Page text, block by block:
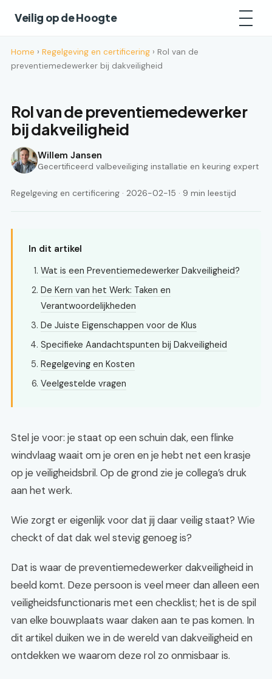
Veilig op de Hoogte
Home › Regelgeving en certificering › Rol van de
preventiemedewerker bij dakveiligheid
Rol van de preventiemedewerker
bij dakveiligheid
Willem Jansen
Gecertificeerd valbeveiliging installatie en keuring expert
Regelgeving en certificering · 2026-02-15 · 9 min leestijd
In dit artikel
Wat is een Preventiemedewerker Dakveiligheid?
De Kern van het Werk: Taken en
Verantwoordelijkheden
De Juiste Eigenschappen voor de Klus
Specifieke Aandachtspunten bij Dakveiligheid
Regelgeving en Kosten
Veelgestelde vragen
Stel je voor: je staat op een schuin dak, een flinke
windvlaag waait om je oren en je hebt net een krasje
op je veiligheidsbril. Op de grond zie je collega’s druk
aan het werk.
Wie zorgt er eigenlijk voor dat jij daar veilig staat? Wie
checkt of dat dak wel stevig genoeg is?
Dat is waar de preventiemedewerker dakveiligheid in
beeld komt. Deze persoon is veel meer dan alleen een
veiligheidsfunctionaris met een checklist; het is de spil
van elke bouwplaats waar daken aan te pas komen. In
dit artikel duiken we in de wereld van dakveiligheid en
ontdekken we waarom deze rol zo onmisbaar is.